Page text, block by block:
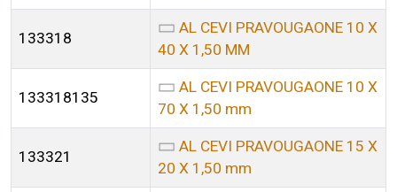
133318
AL CEVI PRAVOUGAONE 10 X
40 X 1,50 MM
133318135
AL CEVI PRAVOUGAONE 10 X
70 X 1,50 mm
133321
AL CEVI PRAVOUGAONE 15 X
20 X 1,50 mm